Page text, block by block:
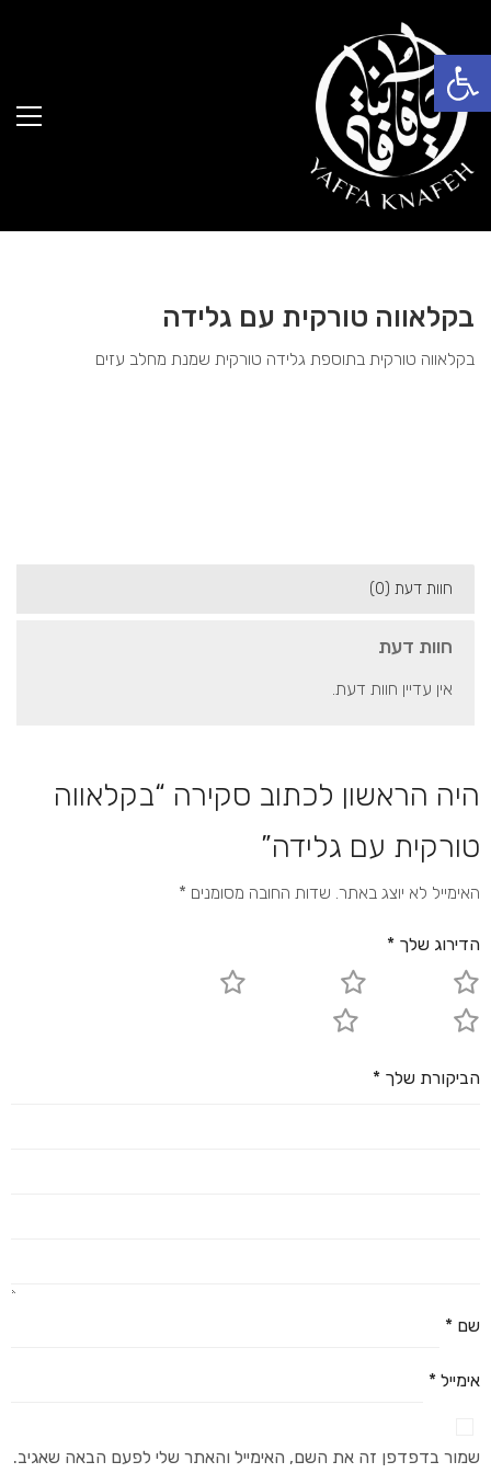
פתח סרגל נגישות
בקלאווה טורקית עם גלידה
בקלאווה טורקית בתוספת גלידה טורקית שמנת מחלב עזים
חוות דעת (0)
חוות דעת
אין עדיין חוות דעת.
היה הראשון לכתוב סקירה “בקלאווה
טורקית עם גלידה”
האימייל לא יוצג באתר. שדות החובה מסומנים *
הדירוג שלך *
1 מתוך 5 כוכבים 2 מתוך 5 כוכבים
3 מתוך 5 כוכבים
4 מתוך 5 כוכבים
5 מתוך 5 כוכבים
הביקורת שלך *
שם *
אימייל *
שמור בדפדפן זה את השם, האימייל והאתר שלי לפעם הבאה שאגיב.